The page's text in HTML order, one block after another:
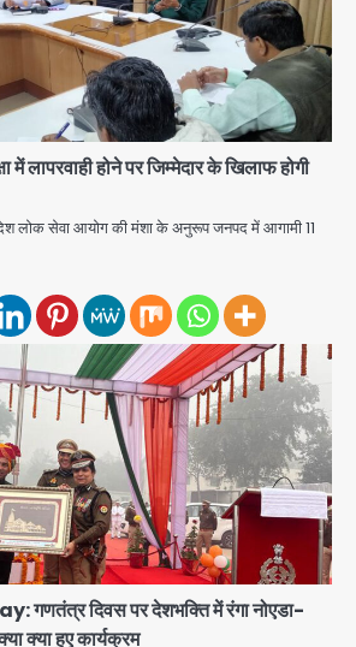
लापरवाही होने पर जिम्मेदार के खिलाफ होगी
लोक सेवा आयोग की मंशा के अनुरूप जनपद में आगामी 11
दिवस पर देशभक्ति में रंगा नोएडा-
क्या हुए कार्यक्रम